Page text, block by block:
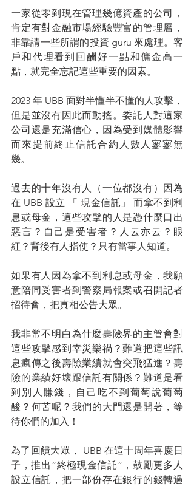
一家從零到現在管理幾億資產的公司，
肯定有對金融市場經驗豐富的管理層，
非靠請一些所謂的投資 guru 來處理。客
戶和代理看到回酬好一點和傭金高一
點，就完全忘記這些重要的因素。
2023 年 UBB 面對半懂半不懂的人攻擊，
但是並沒有因此而動搖。委託人對這家
公司還是充滿信心，因為受到媒體影響
而來提前終止信託合約人數人寥寥無
幾。
過去的十年沒有人（一位都沒有）因為
在 UBB 設立 「 現金信託」 而拿不到利
息或母金，這些攻擊的人是憑什麼口出
惡言？自己是受害者？人云亦云？眼
紅？背後有人指使？只有當事人知道。
如果有人因為拿不到利息或母金，我願
意陪同受害者到警察局報案或召開記者
招待會，把真相公告大眾。
我非常不明白為什麼壽險界的主管會對
這些攻擊感到幸災樂禍？難道把這些訊
息瘋傳之後壽險業績就會突飛猛進？壽
險的業績好壞跟信託有關係？難道是看
到別人賺錢，自己吃不到葡萄說葡萄
酸？何苦呢？我們的大門還是開著，等
待你們的加入！
為了回饋大眾， UBB 在這十周年喜慶日
子，推出“終極現金信託”，鼓勵更多人
設立信託，把一部份存在銀行的錢轉過